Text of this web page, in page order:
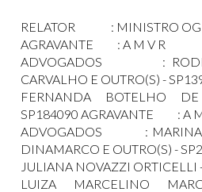
RELATOR : MINISTRO OG
AGRAVANTE : A M V R
ADVOGADOS :
CARVALHO E OUTRO(S) -
FERNANDA BOTELHO
SP184090 AGRAVANTE : A
ADVOGADOS : MARINA
DINAMARCO E OUTRO(S) -
JULIANA NOVAZZI ORTICELLI
LUIZA MARCELINO